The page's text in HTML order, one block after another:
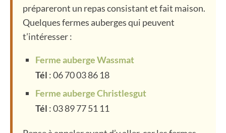
prépareront un repas consistant et fait maison.
Quelques fermes auberges qui peuvent
t’intéresser :
Ferme auberge Wassmat
Tél : 06 70 03 86 18
Ferme auberge Christlesgut
Tél : 03 89 77 51 11